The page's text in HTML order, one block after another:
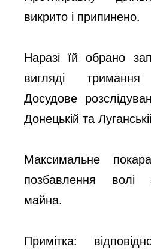
викрито і припинено.
Наразі їй обрано
вигляді
Досудове
Донецькій та
Максимальне
позбавлення волі
майна.
Примітка: